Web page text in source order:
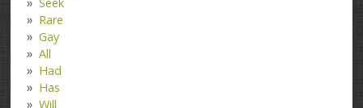
Seek
Rare
Gay
All
Had
Has
Will